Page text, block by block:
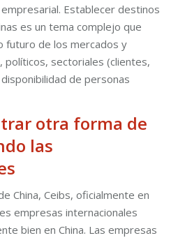
Establecer destinos
es un tema complejo que
futuro de los mercados y
sectoriales (clientes,
de personas
otra forma de
las
China, Ceibs, oficialmente en
empresas internacionales
bien en China. Las empresas